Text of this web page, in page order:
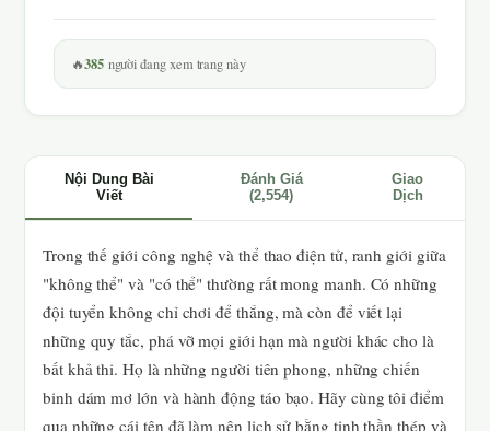
🔥385người đang xem trang này
Nội Dung Bài
Viết
Đánh Giá
(2,554)
Giao
Dịch
Trong thế giới công nghệ và thể thao điện tử, ranh giới giữa
"không thể" và "có thể" thường rất mong manh. Có những
đội tuyển không chỉ chơi để thắng, mà còn để viết lại
những quy tắc, phá vỡ mọi giới hạn mà người khác cho là
bất khả thi. Họ là những người tiên phong, những chiến
binh dám mơ lớn và hành động táo bạo. Hãy cùng tôi điểm
qua những cái tên đã làm nên lịch sử bằng tinh thần thép và